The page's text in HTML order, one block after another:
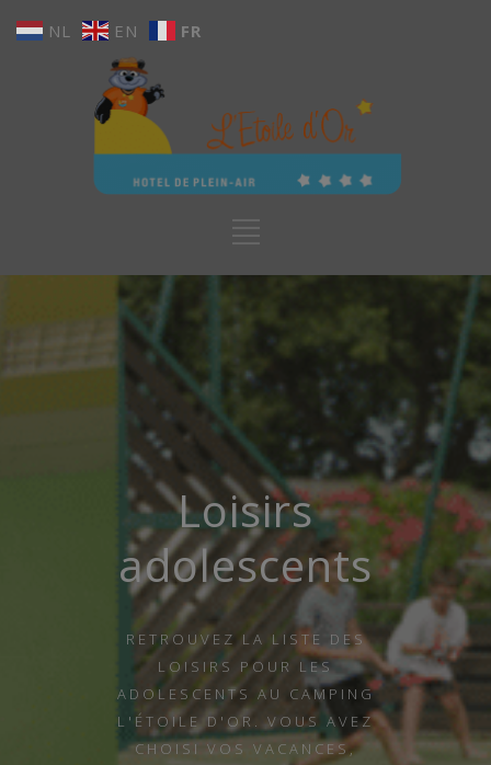
Loisirs
adolescents
RETROUVEZ LA LISTE DES
LOISIRS POUR LES
ADOLESCENTS AU CAMPING
L'ÉTOILE D'OR. VOUS AVEZ
CHOISI VOS VACANCES,
NL EN FR